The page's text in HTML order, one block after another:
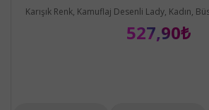
Karışık Renk, Kamuflaj Desenli Lady, Kadın,
527,90₺